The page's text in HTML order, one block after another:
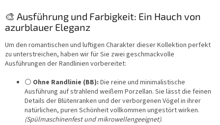
e
u
r
e
l
m
e
n
t
e
🎨 Ausführung und Farbigkeit: Ein Hauch von
azurblauer Eleganz
Um den romantischen und luftigen Charakter dieser Kollektion perfekt
zu unterstreichen, haben wir für Sie zwei geschmackvolle
Ausführungen der Randlinien vorbereitet:
⚪ Ohne Randlinie (BB): Die reine und minimalistische
Ausführung auf strahlend weißem Porzellan. Sie lässt die feinen
Details der Blütenranken und der verborgenen Vögel in ihrer
natürlichen, puren Schönheit vollkommen ungestört wirken.
(Spülmaschinenfest und mikrowellengeeignet).